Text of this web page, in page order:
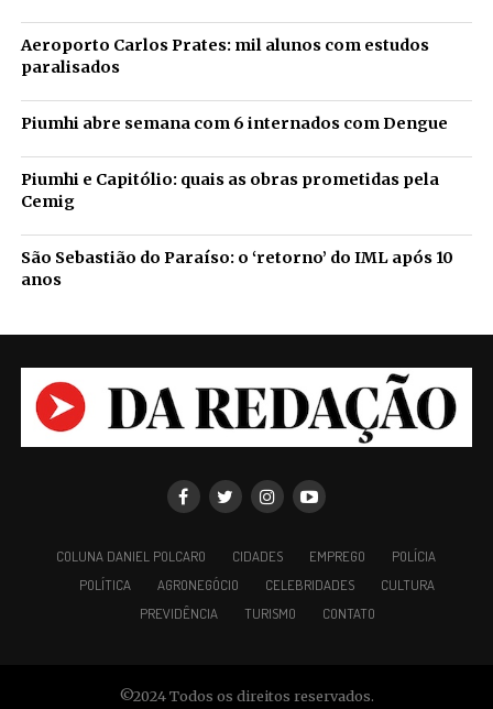
Aeroporto Carlos Prates: mil alunos com estudos
paralisados
Piumhi abre semana com 6 internados com Dengue
Piumhi e Capitólio: quais as obras prometidas pela
Cemig
São Sebastião do Paraíso: o ‘retorno’ do IML após 10
anos
COLUNA DANIEL POLCARO CIDADES EMPREGO
POLÍCIA
POLÍTICA
AGRONEGÓCIO CELEBRIDADES
CULTURA
PREVIDÊNCIA
TURISMO CONTATO
©2024 Todos os direitos reservados.